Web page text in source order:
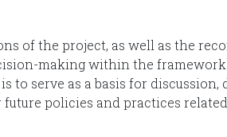
of the project, as well as the
making within the
serve as a basis for discussion,
policies and practices